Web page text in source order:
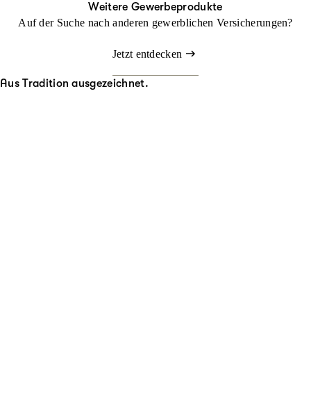
Weitere Gewerbeprodukte
Auf der Suche nach anderen gewerblichen Versicherungen?
Jetzt entdecken
Aus Tradition ausgezeichnet.